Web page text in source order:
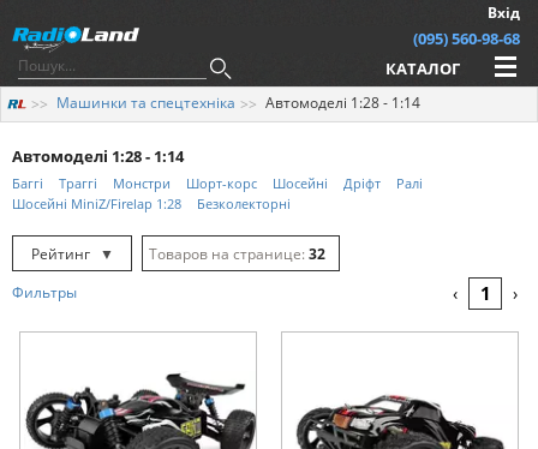
Вхід
(095) 560-98-68
КАТАЛОГ
Машинки та спецтехніка Автомоделі 1:28 - 1:14
Автомоделі 1:28 - 1:14
Баггі Траггі Монстри Шорт-корс Шосейні Дріфт
Ралі
Шосейні MiniZ/Firelap 1:28
Безколекторні
Рейтинг
▼
Рейтинг
Ціна ▲
Ціна ▼
32
Фильтры ‹ 1 ›